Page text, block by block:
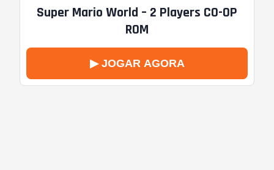
Super Mario World – 2 Players CO-OP
ROM
▶ JOGAR AGORA